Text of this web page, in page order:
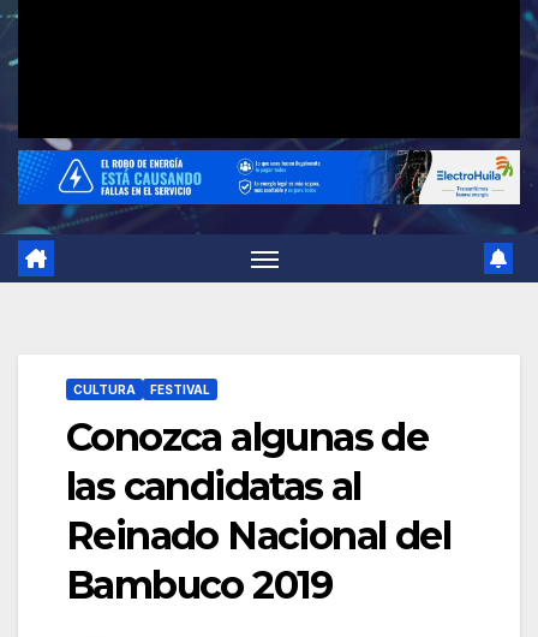
CULTURA FESTIVAL
Conozca algunas de
las candidatas al
Reinado Nacional del
Bambuco 2019